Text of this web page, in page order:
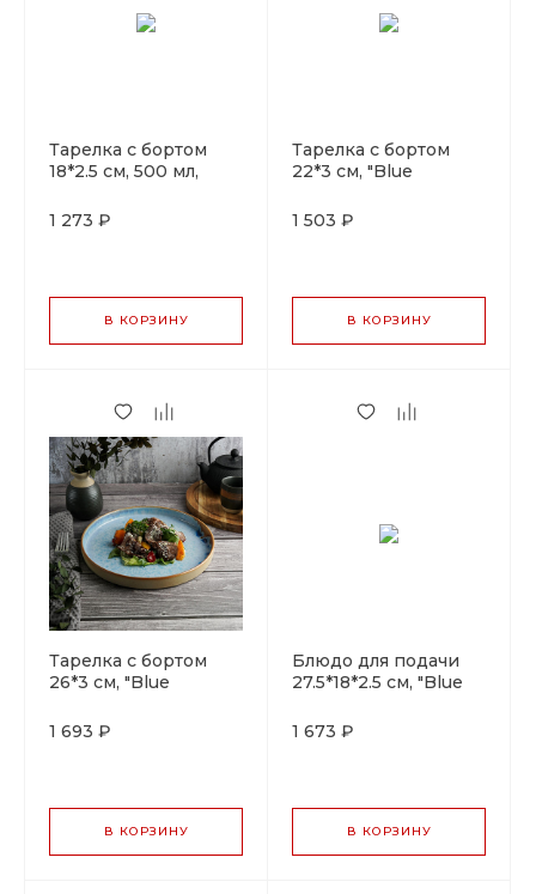
Тарелка с бортом
18*2.5 см, 500 мл,
Proff Cuisine
1 273 ₽
В КОРЗИНУ
Тарелка с бортом
22*3 см, "Blue
Cuisine
1 503 ₽
В КОРЗИНУ
Тарелка с бортом
26*3 см, "Blue
Cuisine
1 693 ₽
В КОРЗИНУ
Блюдо для подачи
27.5*18*2.5 см, "Blue
Cuisine
1 673 ₽
В КОРЗИНУ